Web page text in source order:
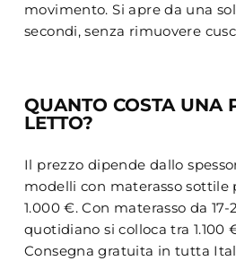
movimento. Si apre da una
secondi, senza rimuovere
QUANTO COSTA UNA
LETTO?
Il prezzo dipende dallo
modelli con materasso sottile
1.000 €. Con materasso da 17-
quotidiano si colloca tra 1.100
Consegna gratuita in tutta